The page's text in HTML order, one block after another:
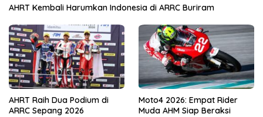
AHRT Kembali Harumkan Indonesia di ARRC Buriram
AHRT Raih Dua Podium di
ARRC Sepang 2026
Moto4 2026: Empat Rider
Muda AHM Siap Beraksi